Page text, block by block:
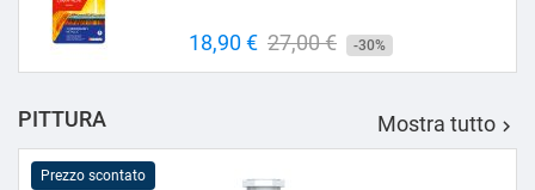
Prezzo
18,90 € Prezzo
base
27,00 € -30%
PITTURA Mostra tutto 
Prezzo scontato